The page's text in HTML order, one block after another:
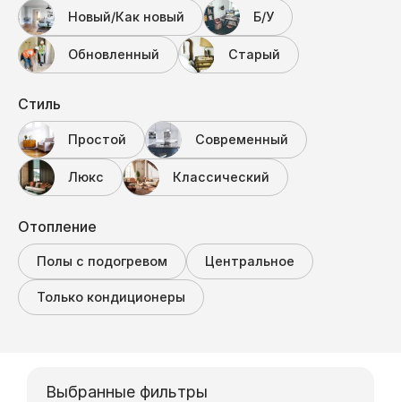
Новый/Как новый Б/У
Обновленный Старый
Стиль
Простой Современный
Люкс Классический
Отопление
Полы с подогревом Центральное
Только кондиционеры
Выбранные фильтры